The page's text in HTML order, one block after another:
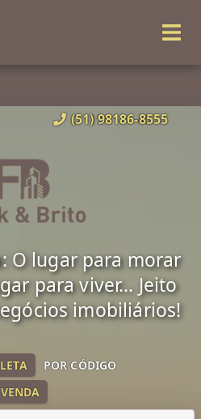
(51) 98186-8555
O lugar para morar
para viver... Jeito
imobiliários!
VENDA
POR CÓDIGO